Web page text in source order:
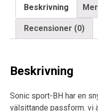
Beskrivning
Recensioner (0)
Beskrivning
Sonic sport-BH har en
välsittande passform. vi